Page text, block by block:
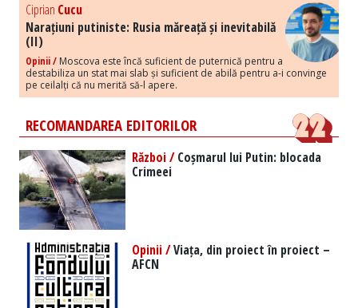
Ciprian Cucu
Narațiuni putiniste: Rusia măreață și inevitabilă
(II)
Opinii / Moscova este încă suficient de puternică pentru a
destabiliza un stat mai slab și suficient de abilă pentru a-i convinge
pe ceilalți că nu merită să-l apere.
RECOMANDAREA EDITORILOR
Război /Coșmarul lui Putin: blocada
Crimeei
Opinii /Viața, din proiect în proiect –
AFCN